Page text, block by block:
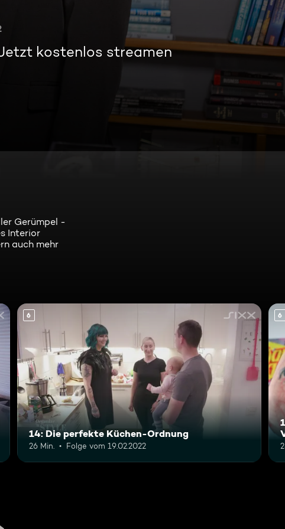
kostenlos streamen
Gerümpel -
Interior
auch mehr
6
14: Die perfekte Küchen-Ordnung
26 Min. Folge vom 19.02.2022
6